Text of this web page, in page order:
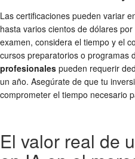
Las certificaciones pueden variar
hasta varios cientos de dólares
examen, considera el tiempo y el
cursos preparatorios o programas
profesionales pueden requerir
un año. Asegúrate de que tu
comprometer el tiempo necesario
El valor real de